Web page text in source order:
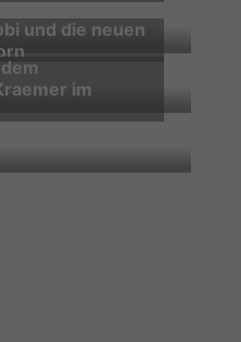
und die neuen
im